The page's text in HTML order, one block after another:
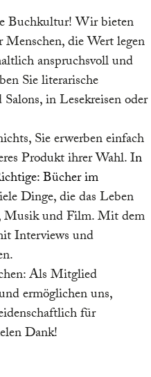
Buchkultur! Wir bieten
die Wert legen
anspruchsvoll und
Sie literarische
in Lesekreisen oder
Sie erwerben einfach
Produkt ihrer Wahl. In
Bücher im
Dinge, die das Leben
Musik und Film. Mit dem
Interviews und
Als Mitglied
ermöglichen uns,
für
Dank!